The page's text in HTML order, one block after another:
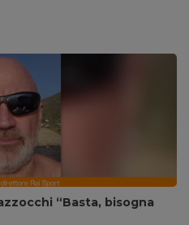
“Basta, bisogna